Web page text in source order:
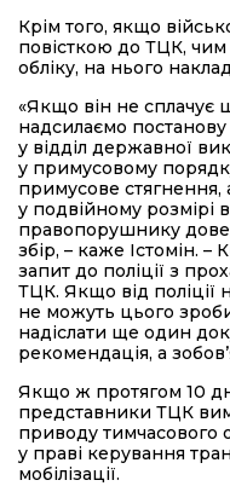
Крім того, якщо
повісткою до ТЦК,
обліку, на нього
«Якщо він не сплачує
надсилаємо
у відділ державної
у примусовому
примусове стягнення,
у подвійному розмірі
правопорушнику
збір, – каже Істомін. –
запит до поліції з
ТЦК. Якщо від поліції
не можуть цього
надіслати ще один
рекомендація, а
Якщо ж протягом 10
представники ТЦК
приводу тимчасового
у праві керування
мобілізації.